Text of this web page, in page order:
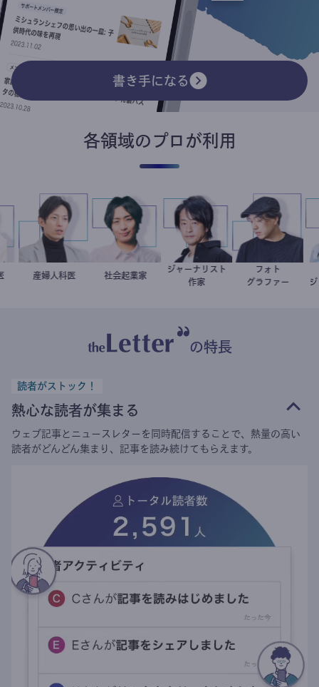
書き手になる
各領域のプロが利用
子
医 重見大介
産婦人科医 駒崎弘樹
社会起業家 鈴木エイト
ジャーナリスト
作家
別所隆弘
フォト
グラファー
の特長
読者がストック！
熱心な読者が集まる
ウェブ記事とニュースレターを同時配信することで、熱量の高い
読者がどんどん集まり、記事を読み続けてもらえます。